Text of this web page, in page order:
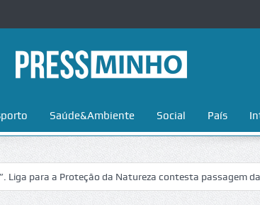
Saúde&Ambiente Social País
da Natureza contesta passagem da Volta a